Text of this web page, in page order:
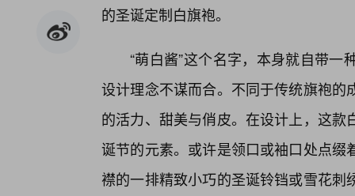
的圣诞定制白旗袍。
“萌白酱”这个名字，本身就自带
设计理念不谋而合。不同于传统旗袍
的活力、甜美与俏皮。在设计上，这
诞节的元素。或许是领口或袖口处点
襟的一排精致小巧的圣诞铃铛或雪花